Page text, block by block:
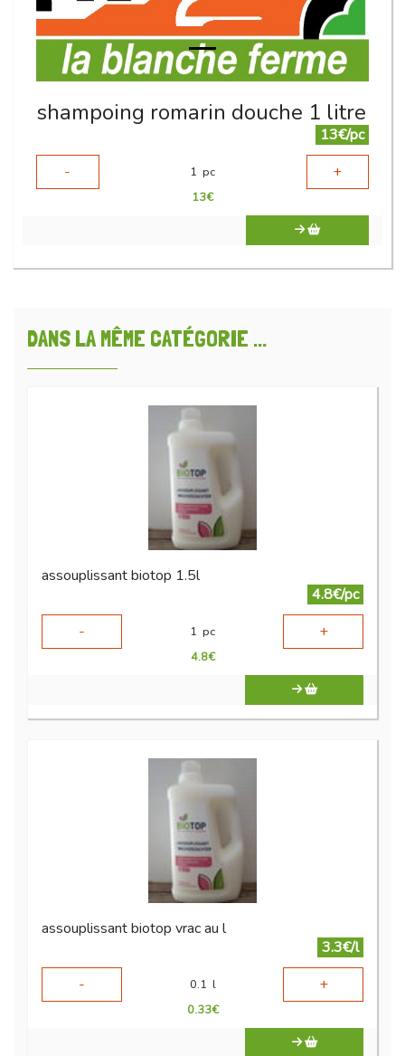
shampoing romarin douche 1 litre
13€/pc
-
1 pc +
13€
DANS LA MÊME CATÉGORIE ...
assouplissant biotop 1.5l
4.8€/pc
-
1 pc +
4.8€
assouplissant biotop vrac au l
3.3€/l
-
0.1 l +
0.33€